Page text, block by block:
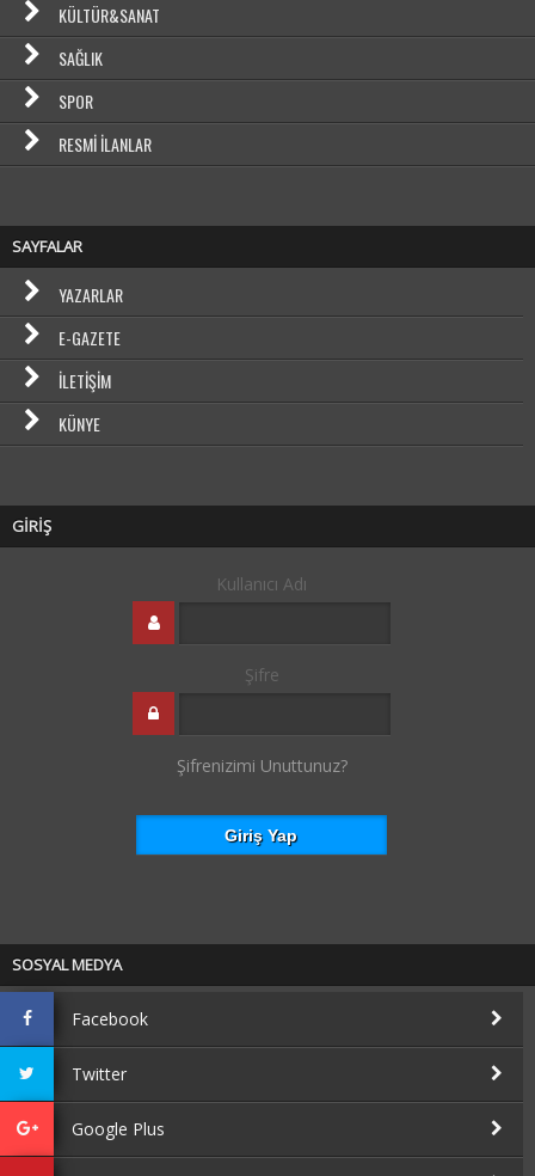
KÜLTÜR&SANAT
SAĞLIK
SPOR
RESMI İLANLAR
SAYFALAR
YAZARLAR
E-GAZETE
İLETIŞIM
KÜNYE
GİRİŞ
Kullanıcı Adı
Şifre
Şifrenizimi Unuttunuz?
SOSYAL MEDYA
Facebook
Twitter
Google Plus